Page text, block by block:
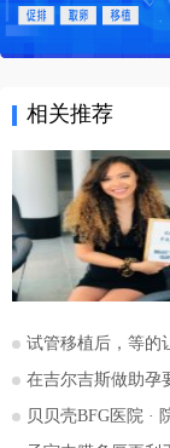
相关推荐
试管移植后，等的让人心焦的胎心和胎
在吉尔吉斯做助孕要多少钱？2026比什凯克费用
贝贝壳BFG医院 · 院长助